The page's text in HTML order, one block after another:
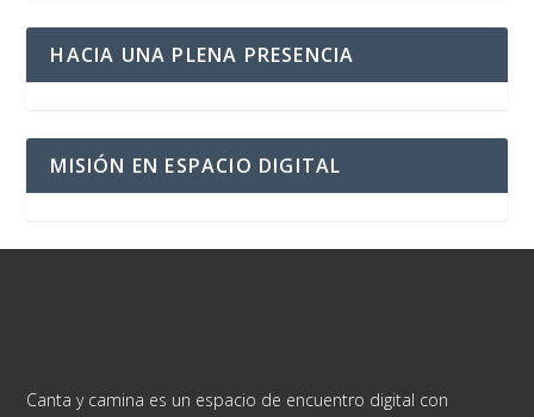
HACIA UNA PLENA PRESENCIA
MISIÓN EN ESPACIO DIGITAL
Canta y camina es un espacio de encuentro digital con